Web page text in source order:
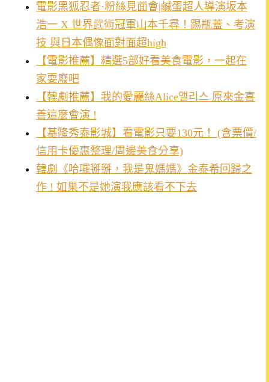
電影黑狐忍者·粉絲見面會|鹹蛋超人導演坂本
浩一 X 世界武術冠軍山本千尋！踢瓶蓋、考演
技 與日本偶像面對面超high
【電影推薦】精選5部好看美食電影，一起在
家耍廢吧
【韓劇推薦】我的愛麗絲Alice앨리스 原來金喜
善這麼會演 !
【基隆秀泰影城】看電影只要130元！ (含票價/
信用卡優惠整理/周邊美食分享)
韓劇《哈囉掰掰，我是鬼媽媽》金泰希回歸之
作 ! 如果不是她演我應該看不下去